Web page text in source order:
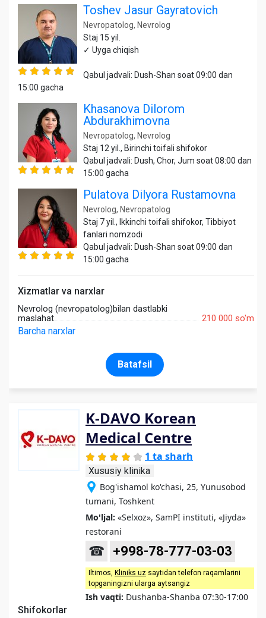
Toshev Jasur Gayratovich
Nevropatolog, Nevrolog
Staj 15 yil.
✓ Uyga chiqish
Qabul jadvali: Dush-Shan soat 09:00 dan
15:00 gacha
Khasanova Dilorom
Abdurakhimovna
Nevropatolog, Nevrolog
Staj 12 yil., Birinchi toifali shifokor
Qabul jadvali: Dush, Chor, Jum soat 08:00 dan
15:00 gacha
Pulatova Dilyora Rustamovna
Nevrolog, Nevropatolog
Staj 7 yil., Ikkinchi toifali shifokor, Tibbiyot
fanlari nomzodi
Qabul jadvali: Dush-Shan soat 09:00 dan
15:00 gacha
Xizmatlar va narxlar
Nevrolog (nevropatolog)bilan dastlabki
maslahat
210 000 so'm
Barcha narxlar
Batafsil
K-DAVO Korean
Medical Centre
1 ta sharh
Xususiy klinika
Bog'ishamol ko'chasi, 25, Yunusobod
tumani, Toshkent
Mo'ljal: «Selxoz», SamPI instituti, «Jiyda»
restorani
☎ +998-78-777-03-03
Iltimos, Kliniks uz saytidan telefon raqamlarini
topganingizni ularga aytsangiz
Ish vaqti: Dushanba-Shanba 07:30-17:00
Shifokorlar